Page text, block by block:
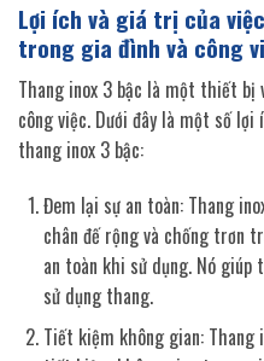
Lợi ích và giá trị của
trong gia đình và công
Thang inox 3 bậc là một thiết bị
công việc. Dưới đây là một số
thang inox 3 bậc:
Đem lại sự an toàn: Thang
chân đế rộng và chống trơn
an toàn khi sử dụng. Nó
sử dụng thang.
Tiết kiệm không gian: Thang